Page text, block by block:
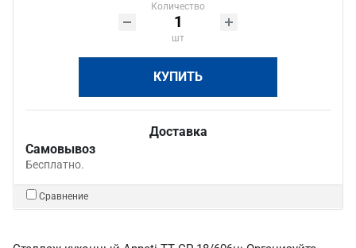
Количество
шт
КУПИТЬ
Доставка
Самовывоз
Бесплатно.
Сравнение